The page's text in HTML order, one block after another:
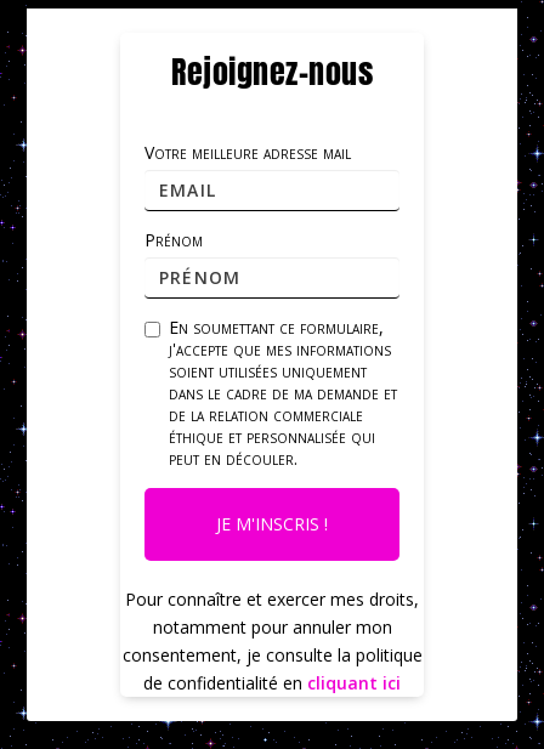
Rejoignez-nous
Votre meilleure adresse mail
Prénom
En soumettant ce formulaire,
j'accepte que mes informations
soient utilisées uniquement
dans le cadre de ma demande et
de la relation commerciale
éthique et personnalisée qui
peut en découler.
JE M'INSCRIS !
Pour connaître et exercer mes droits,
notamment pour annuler mon
consentement, je consulte la politique
de confidentialité en cliquant ici